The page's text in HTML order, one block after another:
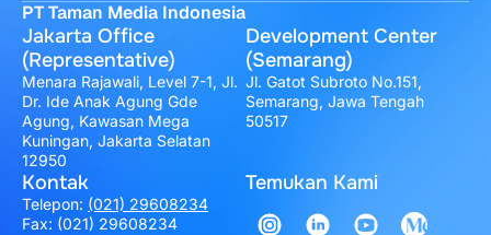
PT Taman Media Indonesia
Jakarta Office
(Representative)
Menara Rajawali, Level 7-1, Jl.
Dr. Ide Anak Agung Gde
Agung, Kawasan Mega
Kuningan, Jakarta Selatan
12950
Development Center
(Semarang)
Jl. Gatot Subroto No.151,
Semarang, Jawa Tengah
50517
Kontak
Telepon: (021) 29608234
Fax: (021) 29608234
Temukan Kami